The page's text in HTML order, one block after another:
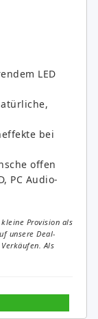
LED
bei
offen
PC Audio-
Provision als
unsere Deal-
Als